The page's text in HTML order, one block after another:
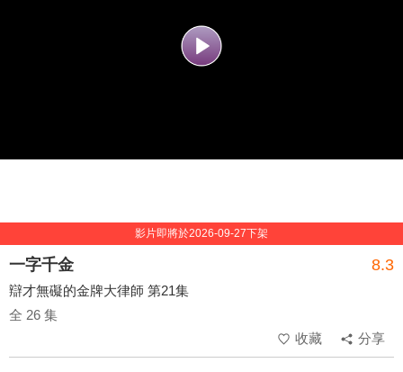
影片即將於2026-09-27下架
一字千金 8.3
辯才無礙的金牌大律師 第21集
全 26 集
收藏
分享